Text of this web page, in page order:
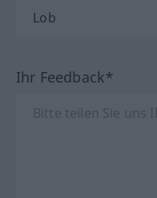
Ihr Feedback*